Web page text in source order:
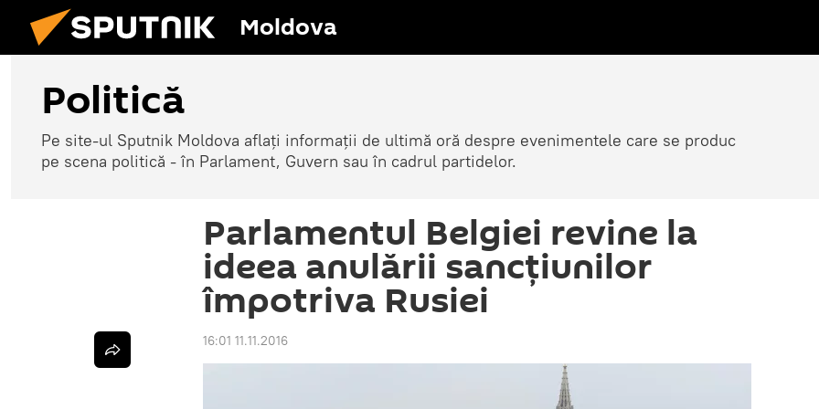
Moldova
Politică
Pe site-ul Sputnik Moldova aflați informații de ultimă oră despre evenimentele care se produc
pe scena politică - în Parlament, Guvern sau în cadrul partidelor.
Parlamentul Belgiei revine la
ideea anulării sancțiunilor
împotriva Rusiei
16:01 11.11.2016